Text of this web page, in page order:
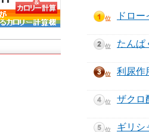
ドロー
たんぱ
利尿作
ザクロ
ギリシ